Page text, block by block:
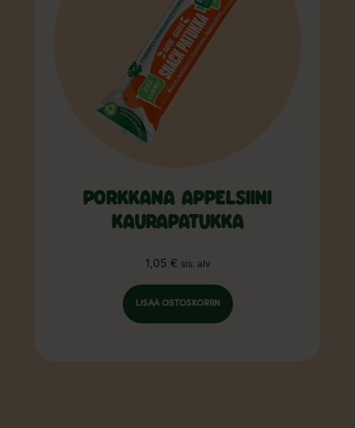
PORKKANA APPELSIINI
KAURAPATUKKA
1,05 € sis. alv
LISÄÄ OSTOSKORIIN